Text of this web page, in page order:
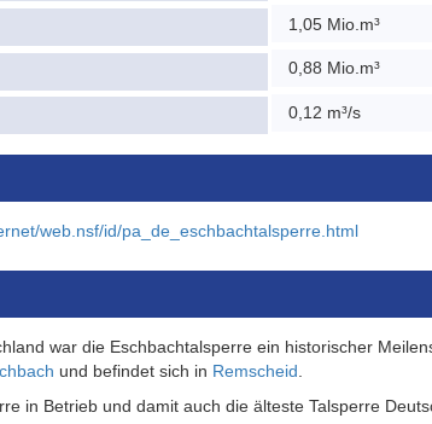
1,05 Mio.m³
0,88 Mio.m³
0,12 m³/s
web.nsf/id/pa_de_eschbachtalsperre.html
war die Eschbachtalsperre ein historischer
und befindet sich in Remscheid.
in Betrieb und damit auch die älteste Talsperre